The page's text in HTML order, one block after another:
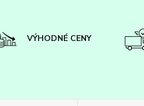
VÝHODNÉ CENY